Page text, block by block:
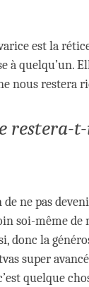
est la
à quelqu’un.
nous restera
restera-
ne pas
soi-même de
donc la
super
quelque